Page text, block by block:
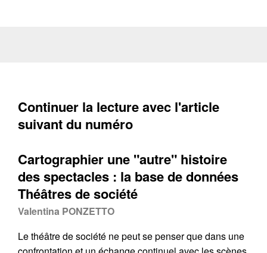
Continuer la lecture avec l'article
suivant du numéro
Cartographier une "autre" histoire
des spectacles : la base de données
Théâtres de société
Valentina PONZETTO
Le théâtre de société ne peut se penser que dans une
(3).https://doi.org/10.34745/numerev_2204
Récupération de l'adresse e-mail